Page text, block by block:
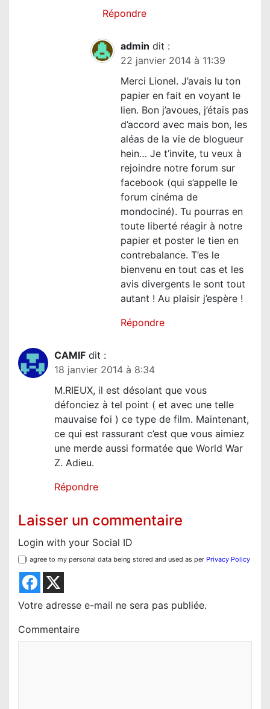
Répondre
admin dit :
22 janvier 2014 à 11:39
Merci Lionel. J’avais lu ton
papier en fait en voyant le
lien. Bon j’avoues, j’étais pas
d’accord avec mais bon, les
aléas de la vie de blogueur
hein… Je t’invite, tu veux à
rejoindre notre forum sur
facebook (qui s’appelle le
forum cinéma de
mondociné). Tu pourras en
toute liberté réagir à notre
papier et poster le tien en
contrebalance. T’es le
bienvenu en tout cas et les
avis divergents le sont tout
autant ! Au plaisir j’espère !
Répondre
CAMIF dit :
18 janvier 2014 à 8:34
M.RIEUX, il est désolant que vous
défonciez à tel point ( et avec une telle
mauvaise foi ) ce type de film. Maintenant,
ce qui est rassurant c’est que vous aimiez
une merde aussi formatée que World War
Z. Adieu.
Répondre
Laisser un commentaire
Login with your Social ID
I agree to my personal data being stored and used as per Privacy Policy
Votre adresse e-mail ne sera pas publiée.
Commentaire